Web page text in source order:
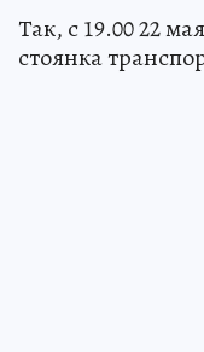
Так, с 19.00 22
стоянка